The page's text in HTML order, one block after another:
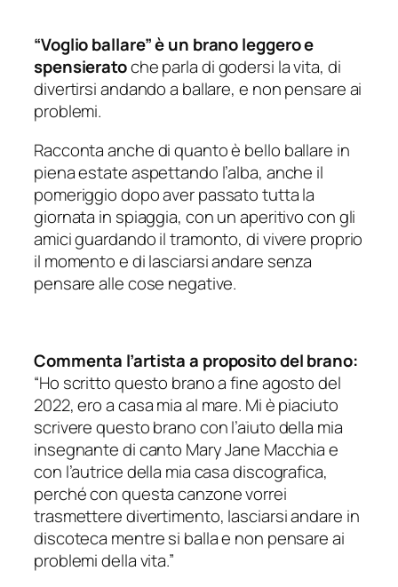
“Voglio ballare” è un brano leggero e
spensieratoche parla di godersi la vita, di
divertirsi andando a ballare, e non pensare ai
problemi.
Racconta anche di quanto è bello ballare in
piena estate aspettando l’alba, anche il
pomeriggio dopo aver passato tutta la
giornata in spiaggia, con un aperitivo con gli
amici guardando il tramonto, di vivere proprio
il momento e di lasciarsi andare senza
pensare alle cose negative.
Commenta l’artista a proposito del brano:
“Ho scritto questo brano a fine agosto del
2022, ero a casa mia al mare. Mi è piaciuto
scrivere questo brano con l’aiuto della mia
insegnante di canto Mary Jane Macchia e
con l’autrice della mia casa discografica,
perché con questa canzone vorrei
trasmettere divertimento, lasciarsi andare in
discoteca mentre si balla e non pensare ai
problemi della vita.”